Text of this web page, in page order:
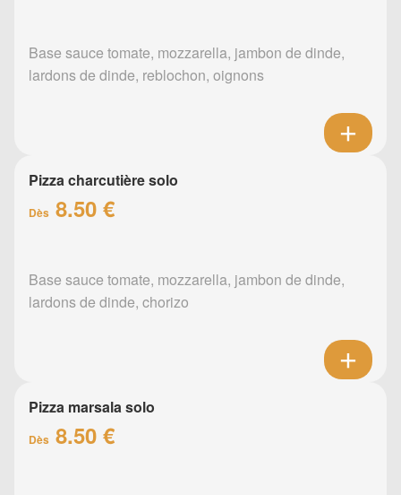
Base sauce tomate, mozzarella, jambon de dinde,
lardons de dinde, reblochon, oignons
Pizza charcutière solo
Dès 8.50 €
Base sauce tomate, mozzarella, jambon de dinde,
lardons de dinde, chorizo
Pizza marsala solo
Dès 8.50 €